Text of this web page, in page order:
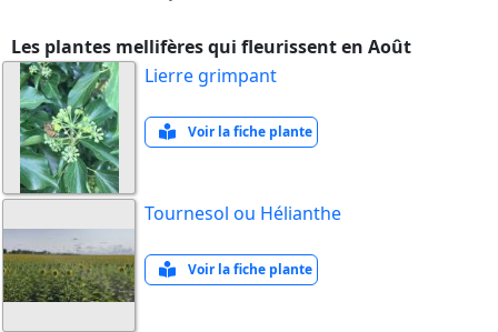
Les plantes mellifères qui fleurissent en Août
Lierre grimpant
Voir la fiche plante
Tournesol ou Hélianthe
Voir la fiche plante